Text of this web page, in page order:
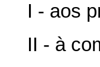
I - aos
II - à